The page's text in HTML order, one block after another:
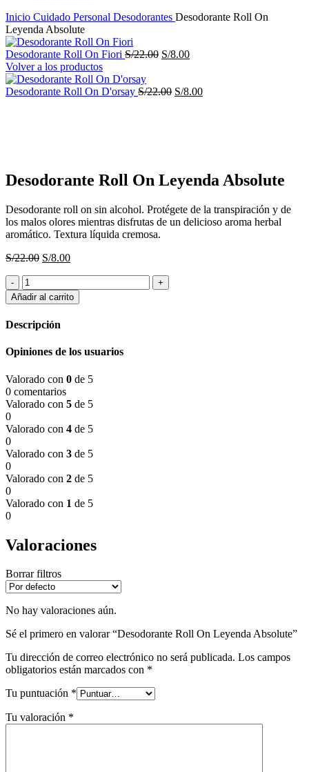
Inicio Cuidado Personal Desodorantes Desodorante Roll On
Leyenda Absolute
Desodorante Roll On Fiori S/22.00 El
era:
S/8.00El
es:
Volver a los productos
Desodorante Roll On D'orsay S/22.00 El
S/8.00El
Desodorante Roll On Leyenda Absolute
Desodorante roll on sin alcohol. Protégete de la transpiración y de
los malos olores mientras disfrutas de un delicioso aroma herbal
aromático. Textura líquida cremosa.
S/22.00 El
era:
S/22.00.
S/8.00El
es:
S/8.00.
Desodorante
Roll
On
Leyenda
Absolute
Añadir al carrito
Descripción
Opiniones de los usuarios
Valorado con 0 de 5
0 comentarios
Valorado con 5 de 5
0
Valorado con 4 de 5
0
Valorado con 3 de 5
0
Valorado con 2 de 5
0
Valorado con 1 de 5
0
Valoraciones
Borrar filtros
No hay valoraciones aún.
Sé el primero en valorar “Desodorante Roll On Leyenda Absolute”
Tu dirección de correo electrónico no será publicada. Los campos
obligatorios están marcados con *
Tu puntuación *
Tu valoración *